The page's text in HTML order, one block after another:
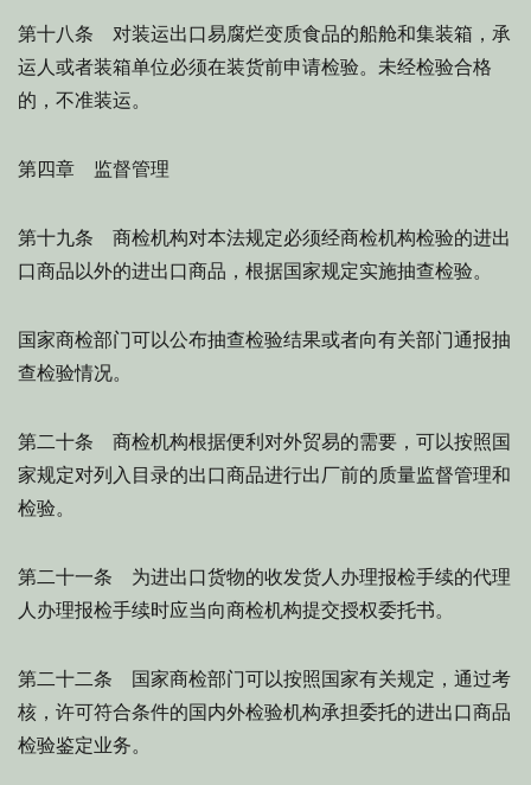
第十八条 对装运出口易腐烂变质食品的船舱和集装箱，承
运人或者装箱单位必须在装货前申请检验。未经检验合格
的，不准装运。
第四章 监督管理
第十九条 商检机构对本法规定必须经商检机构检验的进出
口商品以外的进出口商品，根据国家规定实施抽查检验。
国家商检部门可以公布抽查检验结果或者向有关部门通报抽
查检验情况。
第二十条 商检机构根据便利对外贸易的需要，可以按照国
家规定对列入目录的出口商品进行出厂前的质量监督管理和
检验。
第二十一条 为进出口货物的收发货人办理报检手续的代理
人办理报检手续时应当向商检机构提交授权委托书。
第二十二条 国家商检部门可以按照国家有关规定，通过考
核，许可符合条件的国内外检验机构承担委托的进出口商品
检验鉴定业务。